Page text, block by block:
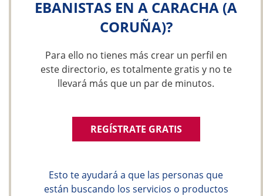
EBANISTAS EN A CARACHA (A
CORUÑA)?
Para ello no tienes más crear un perfil en
este directorio, es totalmente gratis y no te
llevará más que un par de minutos.
REGÍSTRATE GRATIS
Esto te ayudará a que las personas que
están buscando los servicios o productos